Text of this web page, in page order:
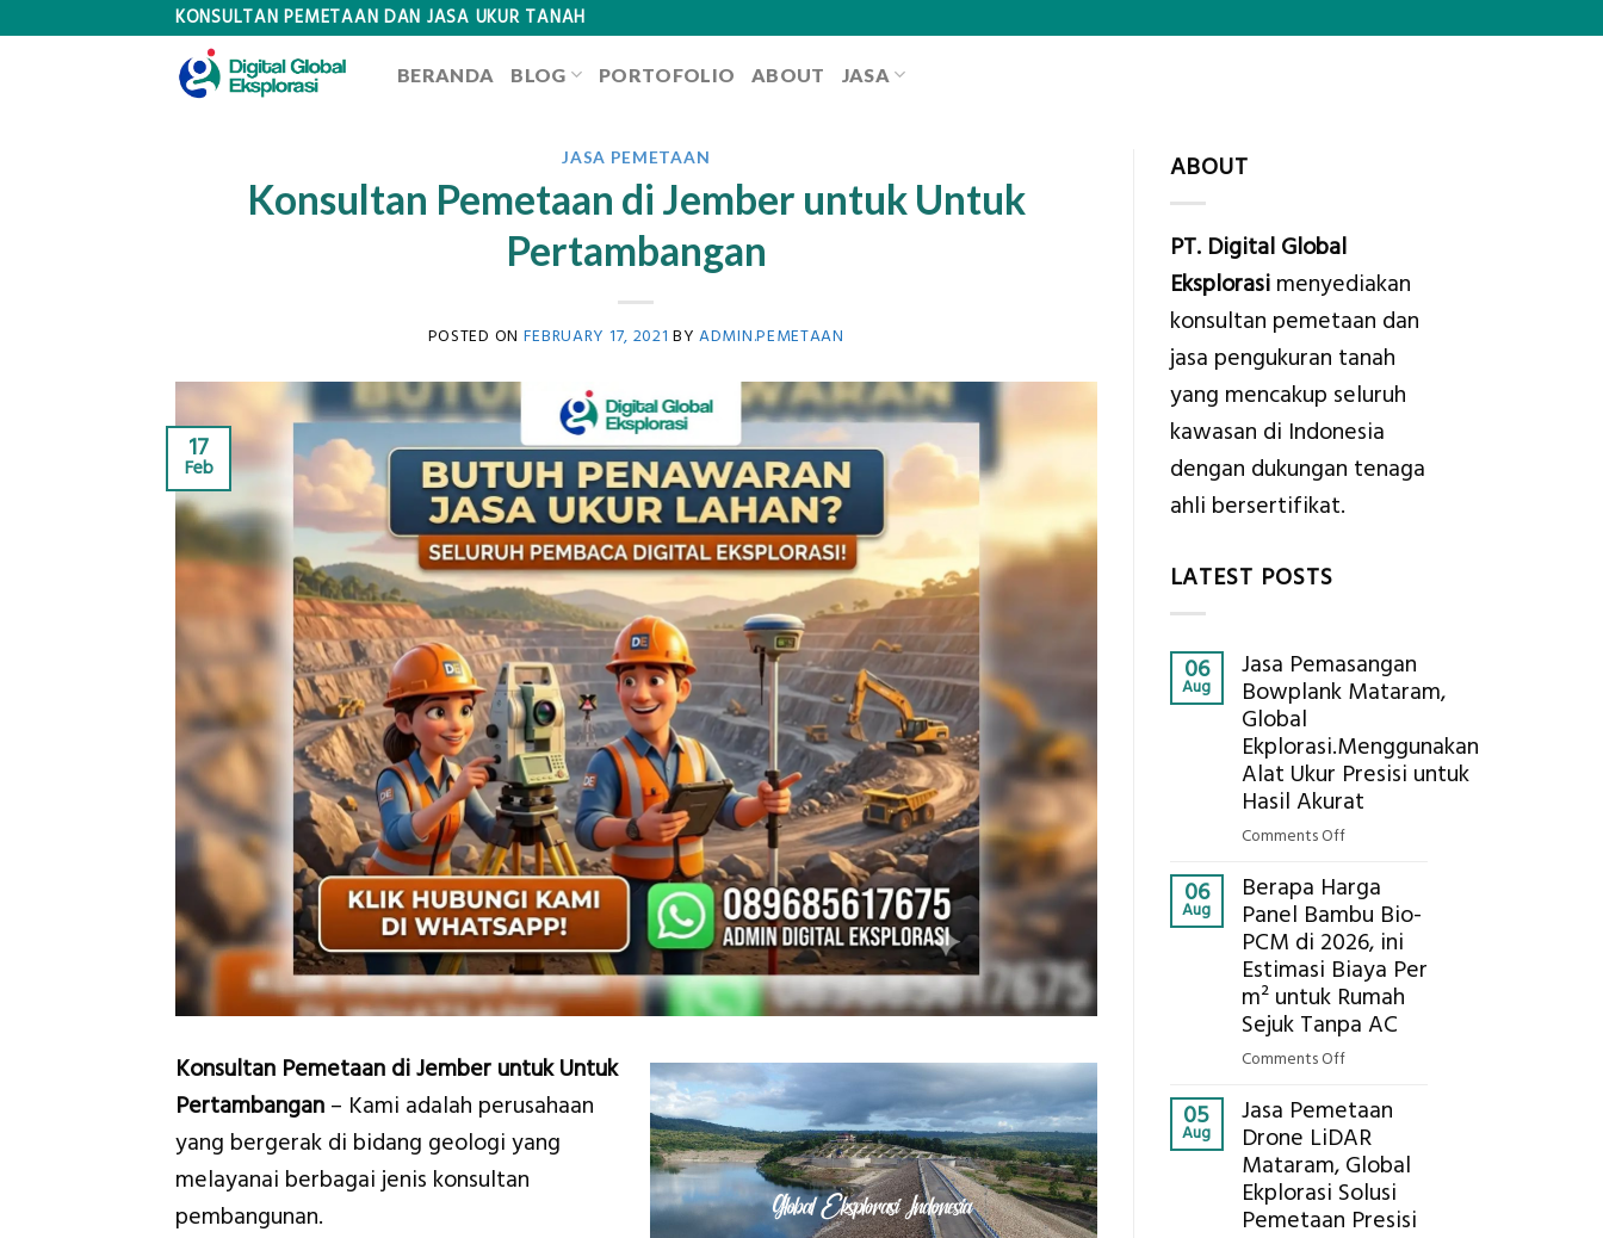
KONSULTAN PEMETAAN DAN JASA UKUR TANAH
BERANDA BLOG PORTOFOLIO ABOUT JASA
JASA PEMETAAN
Konsultan Pemetaan di Jember untuk Untuk
Pertambangan
POSTED ON FEBRUARY 17, 2021 BYADMIN.PEMETAAN
17
Feb
Konsultan Pemetaan di Jember untuk Untuk
Pertambangan – Kami adalah perusahaan
yang bergerak di bidang geologi yang
melayanai berbagai jenis konsultan
pembangunan.
ABOUT
PT. Digital Global
Eksplorasimenyediakan
konsultan pemetaan dan
jasa pengukuran tanah
yang mencakup seluruh
kawasan di Indonesia
dengan dukungan tenaga
ahli bersertifikat.
LATEST POSTS
06
Aug
Jasa Pemasangan
Bowplank Mataram,
Global
Ekplorasi.Menggunakan
Alat Ukur Presisi untuk
Hasil Akurat
Comments Offon
Pemasangan
Bowplank
Mataram,
Global
Ekplorasi.Menggunakan
Alat
untuk
Hasil
Akurat
06
Aug
Berapa Harga
Panel Bambu Bio-
PCM di 2026, ini
Estimasi Biaya Per
m² untuk Rumah
Sejuk Tanpa AC
Comments Offon
Harga
Panel
Bambu
Bio-
PCM
05
Aug
Jasa Pemetaan
Drone LiDAR
Mataram, Global
Ekplorasi Solusi
Pemetaan Presisi